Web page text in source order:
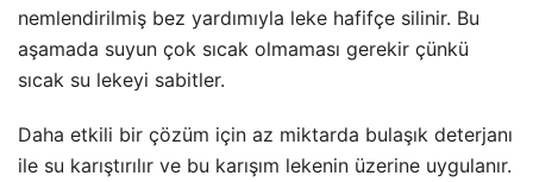
nemlendirilmiş bez yardımıyla leke hafifçe silinir. Bu
aşamada suyun çok sıcak olmaması gerekir çünkü
sıcak su lekeyi sabitler.
Daha etkili bir çözüm için az miktarda bulaşık deterjanı
ile su karıştırılır ve bu karışım lekenin üzerine uygulanır.